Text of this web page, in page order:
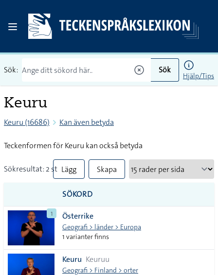
Sök: Sök
Hjälp/Tips
Keuru
Keuru (16686) Kan även betyda
Teckenformen för Keuru kan också betyda
Sökresultat: 2 st Lägg
till
alla i
lista
Skapa
SÖKORD
1 Österrike
Geografi > länder > Europa
1 varianter finns
Keuru Keuruu
Geografi > Finland > orter